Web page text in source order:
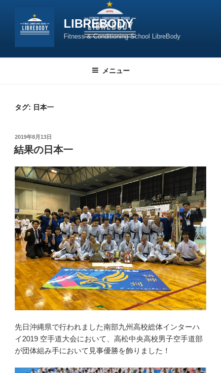
LIBREBODY
Fitness & Conditioning School LibreBody
メニュー
タグ: 日本一
投
稿
日:
2019年8月13日
結果の日本一
先日沖縄県で行われました南部九州高校総体インターハ
イ2019 空手道大会において、高松中央高校男子空手道部
が団体組み手において見事優勝を飾りました！